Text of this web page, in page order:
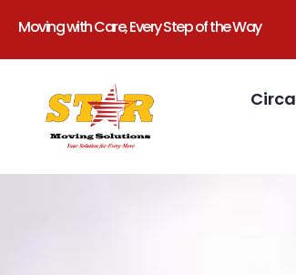
Moving with Care, Every Step of the Way
Circa